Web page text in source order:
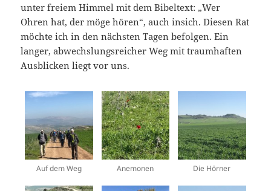
unter freiem Himmel mit dem Bibeltext: „Wer
Ohren hat, der möge hören“, auch insich. Diesen Rat
möchte ich in den nächsten Tagen befolgen. Ein
langer, abwechslungsreicher Weg mit traumhaften
Ausblicken liegt vor uns.
Auf dem Weg Anemonen Die Hörner